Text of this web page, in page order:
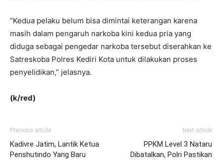
“Kedua pelaku belum bisa dimintai keterangan karena
masih dalam pengaruh narkoba kini kedua pria yang
diduga sebagai pengedar narkoba tersebut diserahkan ke
Satreskoba Polres Kediri Kota untuk dilakukan proses
penyelidikan,” jelasnya.
(k/red)
Previous article
Kadivre Jatim, Lantik Ketua
Penshutindo Yang Baru
Next article
PPKM Level 3 Nataru
Dibatalkan, Polri Pastikan